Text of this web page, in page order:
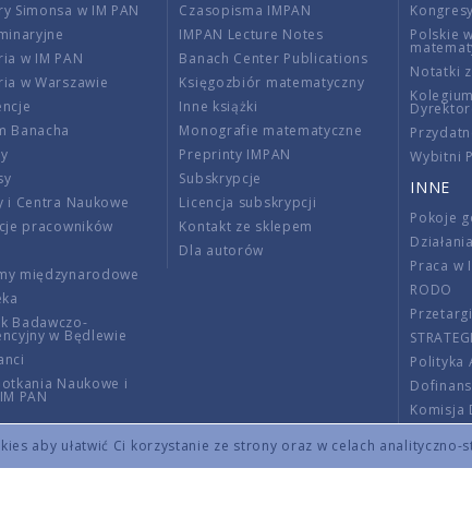
aby ułatwić Ci korzystanie ze strony oraz w celach analityczno-
Simonsa w IM PAN
w IM PAN
w Warszawie
Banacha
i Centra Naukowe
pracowników
międzynarodowe
Badawczo-
w Będlewie
Naukowe i
PAN
Czasopisma IMPAN
IMPAN Lecture Notes
Banach Center Publications
Księgozbiór matematyczny
Inne książki
Monografie matematyczne
Preprinty IMPAN
Subskrypcje
Licencja subskrypcji
Kontakt ze sklepem
Dla autorów
Polskie
Notatki
Wybitni
INNE
Pokoje
Praca w
RODO
Przetargi
Polityka
Komisja